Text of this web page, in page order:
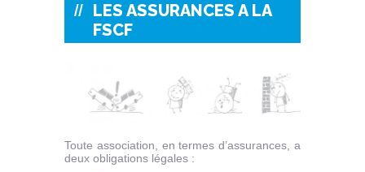
LES ASSURANCES A LA
FSCF
Toute association, en termes d’assurances, a
deux obligations légales :